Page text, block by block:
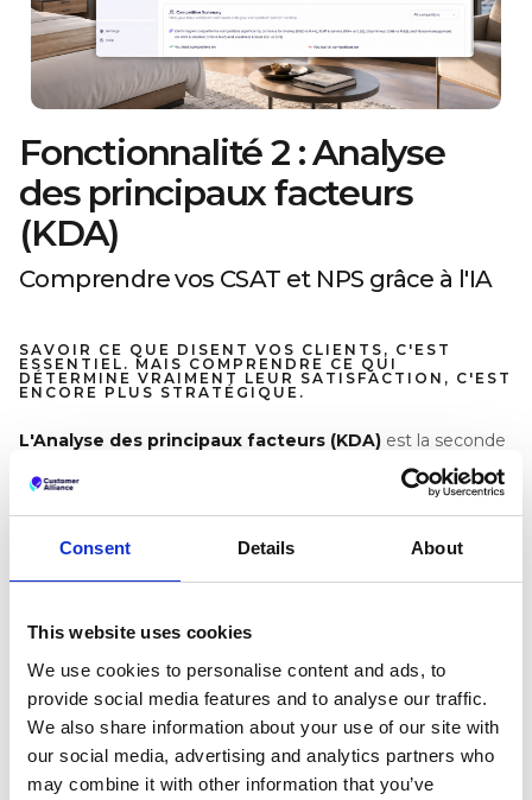
Consent Details About
This website uses cookies
We use cookies to personalise content and ads, to
provide social media features and to analyse our traffic.
We also share information about your use of our site with
our social media, advertising and analytics partners who
may combine it with other information that you’ve
Fonctionnalité 2 : Analyse
des principaux facteurs
(KDA)
Comprendre vos CSAT et NPS grâce à l'IA
SAVOIR CE QUE DISENT VOS CLIENTS, C'EST
ESSENTIEL. MAIS COMPRENDRE CE QUI
DÉTERMINE VRAIMENT LEUR SATISFACTION, C'EST
ENCORE PLUS STRATÉGIQUE.
L'Analyse des principaux facteurs (KDA) est la seconde
CSAT et NPS pour identifier les aspects de l'expérience
client qui pèsent le plus sur la satisfaction globale, et ceux
Pourquoi c'est important
KDA remplace les hypothèses par des données. Elle aide
ont un impact mesurable sur la fidélité et les revenus.
Ce que fait KDA
Principaux leviers de satisfaction :
Identifiez les aspects de l'expérience client qui